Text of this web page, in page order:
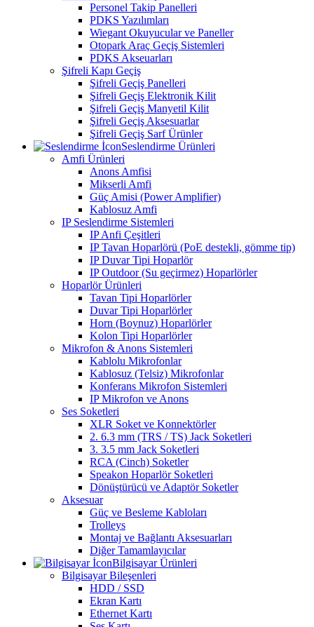
Personel Takip Panelleri
PDKS Yazılımları
Wiegant Okuyucular ve Paneller
Otopark Araç Geçiş Sistemleri
PDKS Akseuarları
Şifreli Kapı Geçiş
Şifreli Geçiş Panelleri
Şifreli Geçiş Elektronik Kilit
Şifreli Geçiş Manyetil Kilit
Şifreli Geçiş Aksesuarlar
Şifreli Geçiş Sarf Ürünler
Seslendirme Ürünleri
Amfi Ürünleri
Anons Amfisi
Mikserli Amfi
Güç Amisi (Power Amplifier)
Kablosuz Amfi
IP Seslendirme Sistemleri
IP Anfi Çeşitleri
IP Tavan Hoparlörü (PoE destekli, gömme tip)
IP Duvar Tipi Hoparlör
IP Outdoor (Su geçirmez) Hoparlörler
Hoparlör Ürünleri
Tavan Tipi Hoparlörler
Duvar Tipi Hoparlörler
Horn (Boynuz) Hoparlörler
Kolon Tipi Hoparlörler
Mikrofon & Anons Sistemleri
Kablolu Mikrofonlar
Kablosuz (Telsiz) Mikrofonlar
Konferans Mikrofon Sistemleri
IP Mikrofon ve Anons
Ses Soketleri
XLR Soket ve Konnektörler
2. 6.3 mm (TRS / TS) Jack Soketleri
3. 3.5 mm Jack Soketleri
RCA (Cinch) Soketler
Speakon Hoparlör Soketleri
Dönüştürücü ve Adaptör Soketler
Aksesuar
Güç ve Besleme Kabloları
Trolleys
Montaj ve Bağlantı Aksesuarları
Diğer Tamamlayıcılar
Bilgisayar Ürünleri
Bilgisayar Bileşenleri
HDD / SSD
Ekran Kartı
Ethernet Kartı